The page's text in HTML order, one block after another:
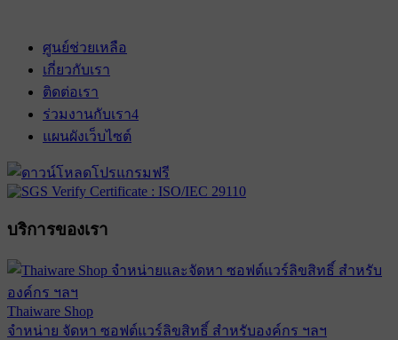
ศูนย์ช่วยเหลือ
เกี่ยวกับเรา
ติดต่อเรา
ร่วมงานกับเรา4
แผนผังเว็บไซต์
บริการของเรา
Thaiware Shop
จำหน่าย จัดหา ซอฟต์แวร์ลิขสิทธิ์ สำหรับองค์กร ฯลฯ